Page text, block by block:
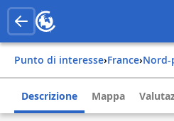
Punto di interesse› france›
Descrizione Mappa